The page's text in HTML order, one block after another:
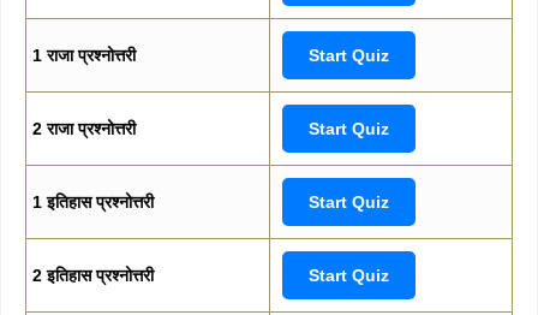
1 राजा प्रश्नोत्तरी Start Quiz
2 राजा प्रश्नोत्तरी Start Quiz
1 इतिहास प्रश्नोत्तरी Start Quiz
2 इतिहास प्रश्नोत्तरी Start Quiz